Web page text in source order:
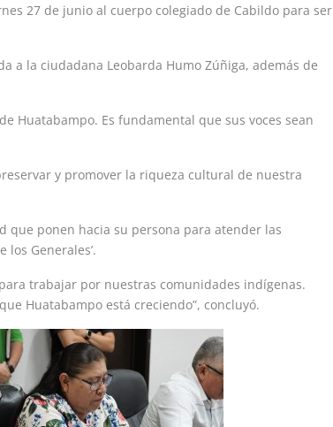
27 de junio al cuerpo colegiado de Cabildo para ser
a la ciudadana Leobarda Humo Zúñiga, además de
Huatabampo. Es fundamental que sus voces sean
y promover la riqueza cultural de nuestra
ponen hacia su persona para atender las
Generales’.
trabajar por nuestras comunidades indígenas.
Huatabampo está creciendo”, concluyó.